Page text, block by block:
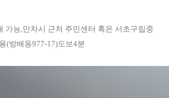
가능,만차시 근처 주민센터 혹은 서초구립중
(방배동977-17)도보4분